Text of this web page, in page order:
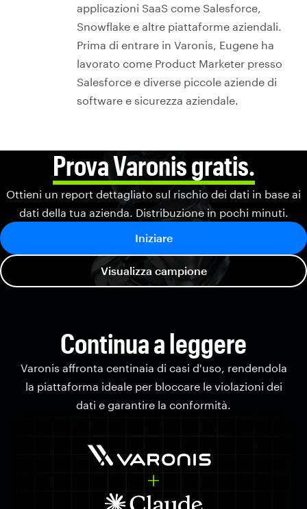
applicazioni SaaS come Salesforce,
Snowflake e altre piattaforme aziendali.
Prima di entrare in Varonis, Eugene ha
lavorato come Product Marketer presso
Salesforce e diverse piccole aziende di
software e sicurezza aziendale.
Prova Varonis gratis.
Ottieni un report dettagliato sul rischio dei dati in base ai
dati della tua azienda. Distribuzione in pochi minuti.
Iniziare
Visualizza campione
Continua a leggere
Varonis affronta centinaia di casi d'uso, rendendola
la piattaforma ideale per bloccare le violazioni dei
dati e garantire la conformità.